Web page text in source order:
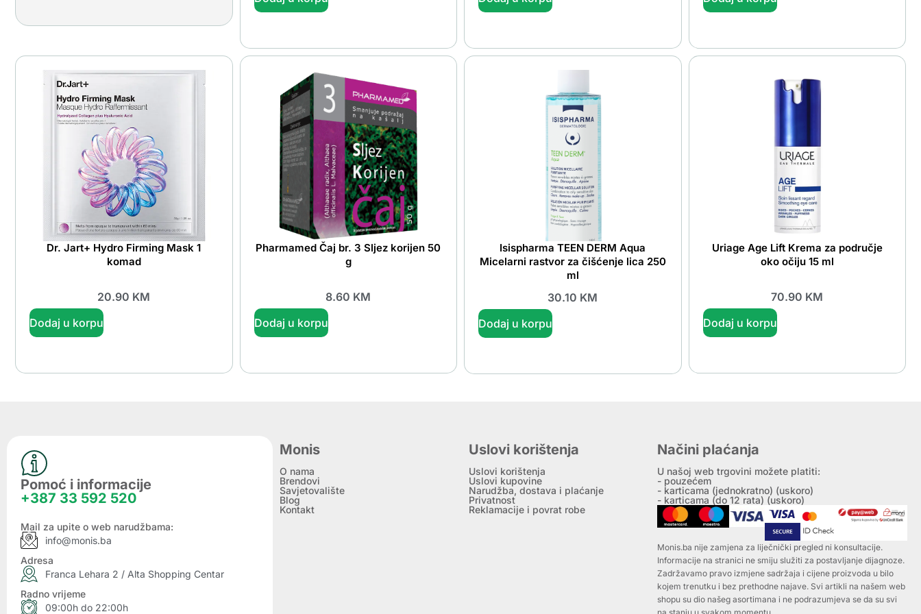
Dr. Jart+ Hydro Firming Mask 1
komad
20.90 KM
Dodaj u korpu
Pharmamed Čaj br. 3 Sljez korijen 50
g
8.60 KM
Dodaj u korpu
Isispharma TEEN DERM Aqua
Micelarni rastvor za čišćenje lica 250
ml
30.10 KM
Dodaj u korpu
Uriage Age Lift Krema za područje
oko očiju 15 ml
70.90 KM
Dodaj u korpu
Pomoć i informacije
+387 33 592 520
Mail za upite o web narudžbama:
info@monis.ba
Adresa
Franca Lehara 2 / Alta Shopping Centar
Radno vrijeme
09:00h do 22:00h
Monis
O nama
Brendovi
Savjetovalište
Blog
Kontakt
Uslovi korištenja
Uslovi korištenja
Uslovi kupovine
Narudžba, dostava i plaćanje
Privatnost
Reklamacije i povrat robe
Načini plaćanja
U našoj web trgovini možete platiti:
- pouzećem
- karticama (jednokratno) (uskoro)
- karticama (do 12 rata) (uskoro)
Monis.ba nije zamjena za liječnički pregled ni konsultacije.
Informacije na stranici ne smiju služiti za postavljanje dijagnoze.
Zadržavamo pravo izmjene sadržaja i cijene proizvoda u bilo
kojem trenutku i bez prethodne najave. Svi artikli na našem web
shopu su dio našeg asortimana i ne podrazumjeva se da su svi